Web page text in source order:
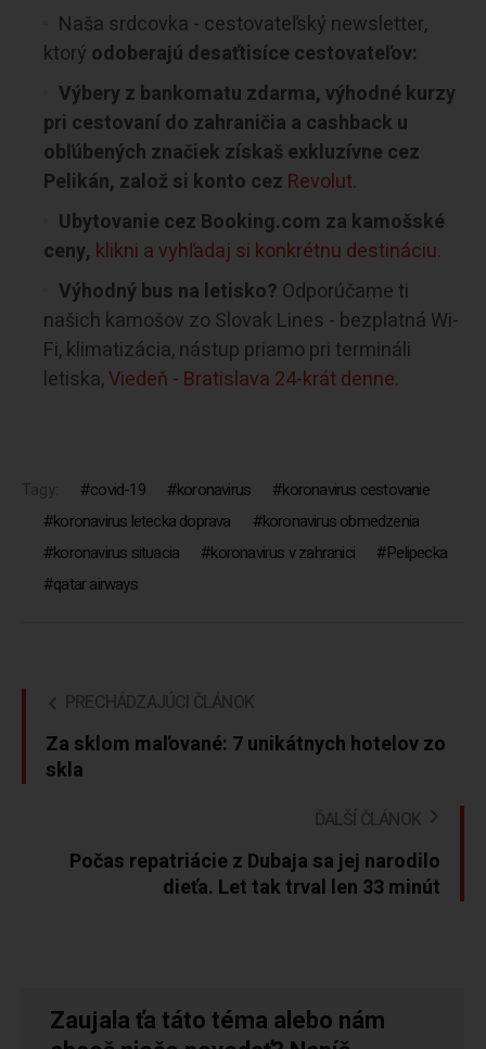
Naša srdcovka - cestovateľský newsletter,
ktorý odoberajú desaťtisíce cestovateľov:
Výbery z bankomatu zdarma, výhodné kurzy
pri cestovaní do zahraničia a cashback u
obľúbených značiek získaš exkluzívne cez
Pelikán, založ si konto cez Revolut.
Ubytovanie cez Booking.com za kamošské
ceny, klikni a vyhľadaj si konkrétnu destináciu.
Výhodný bus na letisko? Odporúčame ti
našich kamošov zo Slovak Lines - bezplatná Wi-
Fi, klimatizácia, nástup priamo pri termináli
letiska,Viedeň - Bratislava 24-krát denne.
Tagy: covid-19 koronavirus
koronavirus cestovanie
koronavirus letecka doprava
koronavirus obmedzenia
koronavirus situacia
koronavirus v zahranici
Pelipecka
qatar airways
PRECHÁDZAJÚCI ČLÁNOK
Za sklom maľované: 7 unikátnych hotelov zo
skla
ĎALŠÍ ČLÁNOK
Počas repatriácie z Dubaja sa jej narodilo
dieťa. Let tak trval len 33 minút
Zaujala ťa táto téma alebo nám